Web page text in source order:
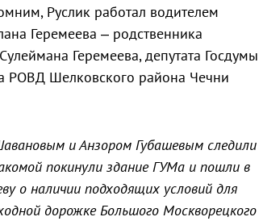
Руслик работал водителем
Геремеева – родственника
Геремеева, депутата Госдумы
РОВД Шелковского района Чечни
и Анзором Губашевым следили
покинули здание ГУМа и пошли в
о наличии подходящих условий для
дорожке Большого Москворецкого